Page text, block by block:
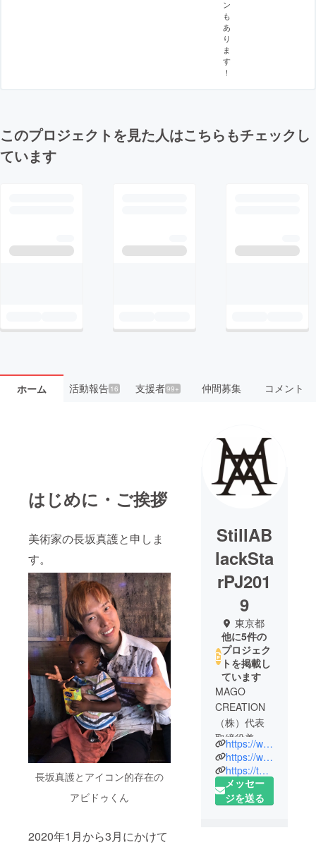
ン
も
あ
り
ま
す
！
このプロジェクトを見た人はこちらもチェックし
ています
ホーム 活動報告16 支援者99+ 仲間募集 コメント
はじめに・ご挨拶
美術家の長坂真護と申しま
す。
長坂真護とアイコン的存在の
アビドゥくん
2020年1月から3月にかけて
StillAB
lackSta
rPJ201
9
東京都
他に5件の
プロジェク
トを掲載し
ています
MAGO
CREATION
（株）代表
取締役美術
家
MAGO Art &
Study
Institute
https://www.magogallery.online
https://www.instagram.com/nagasakamago/
https://twitter.com/artistmago
メッセー
ジを送る